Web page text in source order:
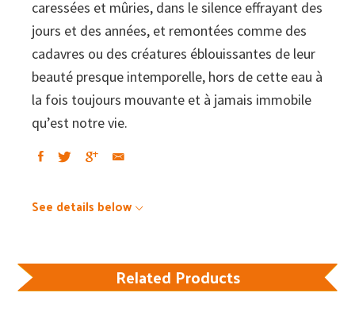
caressées et mûries, dans le silence effrayant des
jours et des années, et remontées comme des
cadavres ou des créatures éblouissantes de leur
beauté presque intemporelle, hors de cette eau à
la fois toujours mouvante et à jamais immobile
qu’est notre vie.
See details below
Related Products